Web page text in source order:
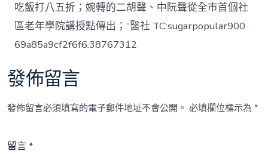
吃飯打八五折；婉轉的二胡聲、中阮聲從全市首個社
區老年學院講授點傳出；“醫社 TC:sugarpopular900
69a85a9cf2f6f6.38767312
發佈留言
發佈留言必須填寫的電子郵件地址不會公開。 必填欄位標示為*
留言*